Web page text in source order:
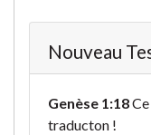
Nouveau
Genèse 1:18
traducton !